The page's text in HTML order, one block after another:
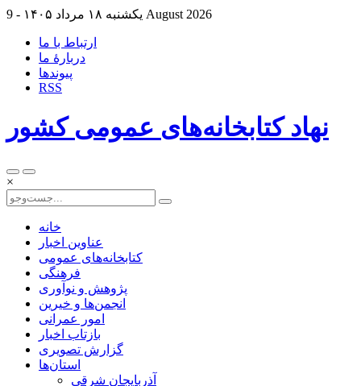
یکشنبه ۱۸ مرداد ۱۴۰۵ - 9 August 2026
ارتباط با ما
دربارهٔ ما
پيوندها
RSS
نهاد کتابخانه‌های عمومی کشور
×
خانه
عناوین اخبار
کتابخانه‌های عمومی
فرهنگی
پژوهش و نوآوری
انجمن‌ها و خیرین
امور عمرانی
بازتاب اخبار
گزارش تصویری
استان‌ها
آذربايجان شرقی